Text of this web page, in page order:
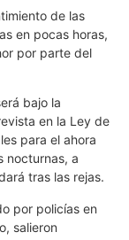
de las
en pocas horas,
por parte del
bajo la
en la Ley de
para el ahora
nocturnas, a
tras las rejas.
por policías en
salieron